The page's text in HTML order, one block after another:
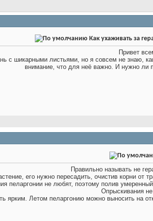
Как ухаживать за
Привет
с шикарными листьями, но я совсем не знаю,
внимание, что для неё важно. И нужно ли
Правильно называть не
его нужно пересадить, очистив корни от
пеларгонии не любят, поэтому полив
Опрыскивания
ярким. Летом пеларгонию можно выносить на